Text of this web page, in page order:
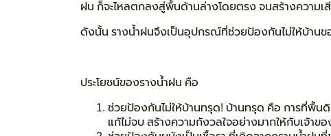
ฝน ก็จะไหลตกลงสู่พื้นด้านล่างโดยตรง จนสร้างความเ
ดังนั้น รางน้ำฝนจึงเป็นอุปกรณ์ที่ช่วยป้องกันไม่ให้บ้านขอ
ประโยชน์ของรางน้ำฝน คือ
ช่วยป้องกันไม่ให้บ้านทรุด! บ้านทรุด คือ การที่พื้นดิ
แก้ไม่จบ สร้างความกังวลใจอย่างมากให้กับเจ้าขอ